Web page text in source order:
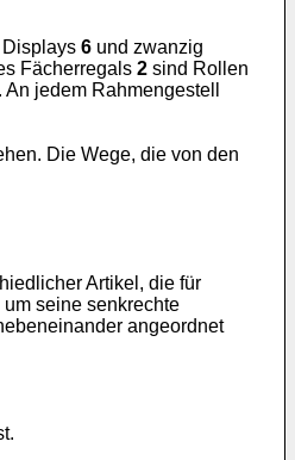
6 und zwanzig
Fächerregals 2 sind Rollen
jedem Rahmengestell
Die Wege, die von den
Artikel, die für
seine senkrechte
angeordnet